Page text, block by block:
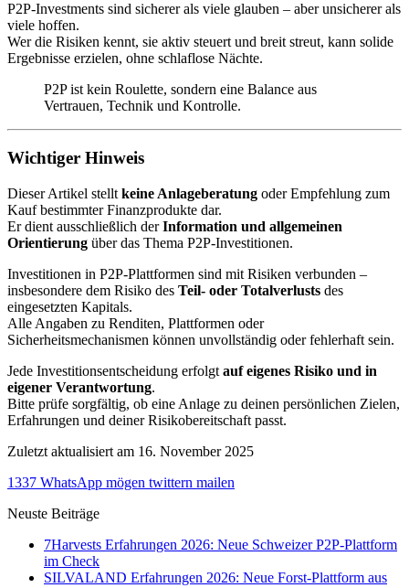
P2P-Investments sind sicherer als viele glauben – aber unsicherer als
viele hoffen.
Wer die Risiken kennt, sie aktiv steuert und breit streut, kann solide
Ergebnisse erzielen, ohne schlaflose Nächte.
P2P ist kein Roulette, sondern eine Balance aus
Vertrauen, Technik und Kontrolle.
Wichtiger Hinweis
Dieser Artikel stellt keine Anlageberatung oder Empfehlung zum
Kauf bestimmter Finanzprodukte dar.
Er dient ausschließlich derInformation und allgemeinen
Orientierung über das Thema P2P-Investitionen.
Investitionen in P2P-Plattformen sind mit Risiken verbunden –
insbesondere dem Risiko des Teil- oder Totalverlusts des
eingesetzten Kapitals.
Alle Angaben zu Renditen, Plattformen oder
Sicherheitsmechanismen können unvollständig oder fehlerhaft sein.
Jede Investitionsentscheidung erfolgt auf eigenes Risiko und in
eigener Verantwortung.
Bitte prüfe sorgfältig, ob eine Anlage zu deinen persönlichen Zielen,
Erfahrungen und deiner Risikobereitschaft passt.
Zuletzt aktualisiert am 16. November 2025
1337 WhatsApp mögen twittern mailen
Neuste Beiträge
7Harvests Erfahrungen 2026: Neue Schweizer P2P-Plattform
im Check
SILVALAND Erfahrungen 2026: Neue Forst-Plattform aus